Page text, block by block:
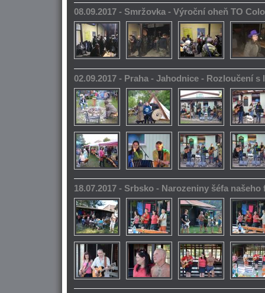
08.09.2017 - Smržovka - Výroční oheň TO
02.09.2017 - Praha - Jahodnice - Rozloučení s
18.07.2017 - Srbsko - Narozeniny šéfa našeho